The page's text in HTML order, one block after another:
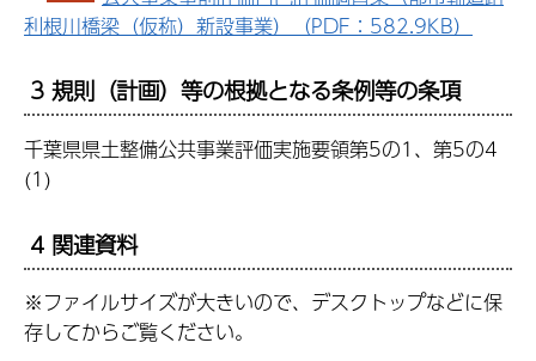
利根川橋梁（仮称）新設事業）（PDF：582.9KB）
3 規則（計画）等の根拠となる条例等の条項
千葉県県土整備公共事業評価実施要領第5の1、第5の4
(1)
4 関連資料
※ファイルサイズが大きいので、デスクトップなどに保
存してからご覧ください。